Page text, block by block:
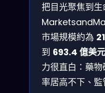
把目光聚焦到生
市場規模約為
到 693.4 億美元
力很直白：藥
率居高不下、